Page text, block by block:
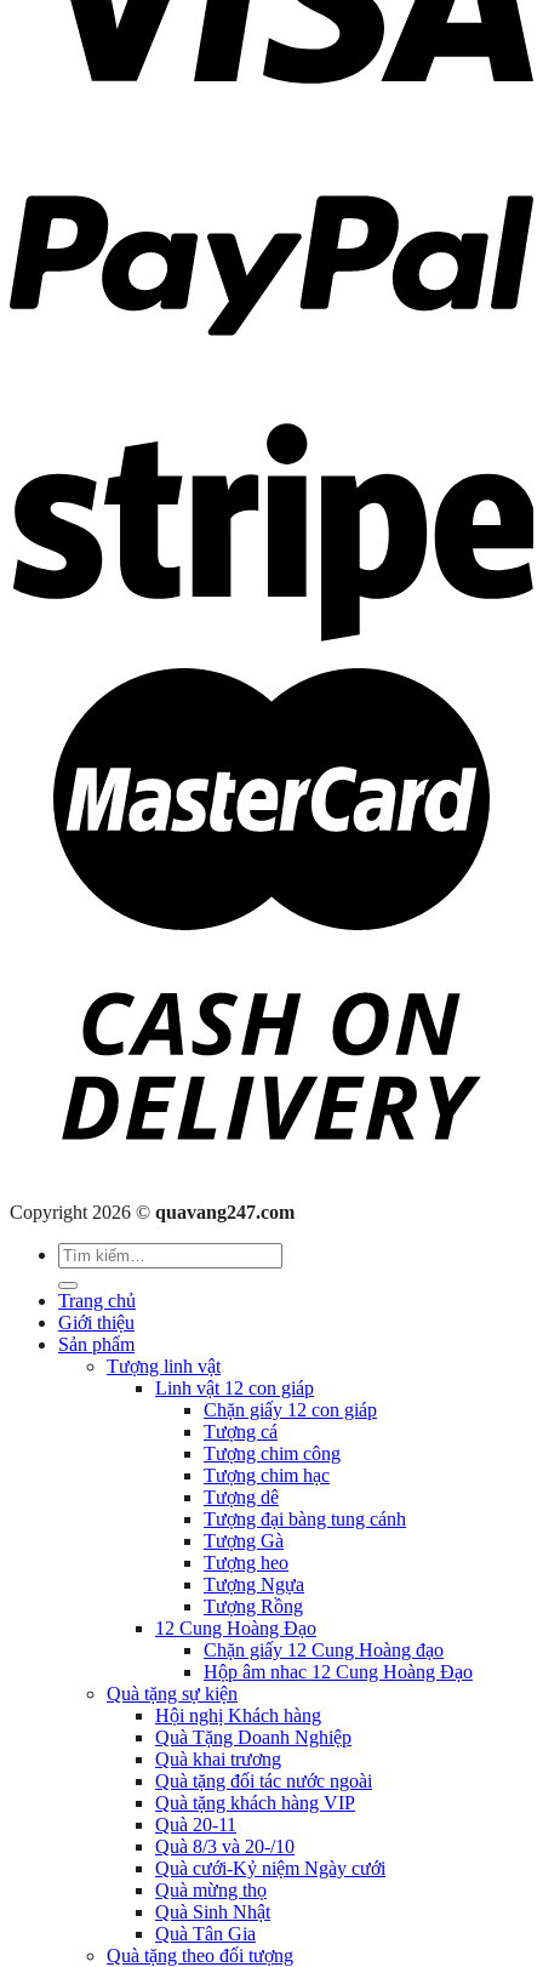
Copyright 2026 © quavang247.com
Tìm
kiếm:
Trang chủ
Giới thiệu
Sản phẩm
Tượng linh vật
Linh vật 12 con giáp
Chặn giấy 12 con giáp
Tượng cá
Tượng chim công
Tượng chim hạc
Tượng dê
Tượng đại bàng tung cánh
Tượng Gà
Tượng heo
Tượng Ngựa
Tượng Rồng
12 Cung Hoàng Đạo
Chặn giấy 12 Cung Hoàng đạo
Hộp âm nhac 12 Cung Hoàng Đạo
Quà tặng sự kiện
Hội nghị Khách hàng
Quà Tặng Doanh Nghiệp
Quà khai trương
Quà tặng đối tác nước ngoài
Quà tặng khách hàng VIP
Quà 20-11
Quà 8/3 và 20-/10
Quà cưới-Kỷ niệm Ngày cưới
Quà mừng thọ
Quà Sinh Nhật
Quà Tân Gia
Quà tặng theo đối tượng